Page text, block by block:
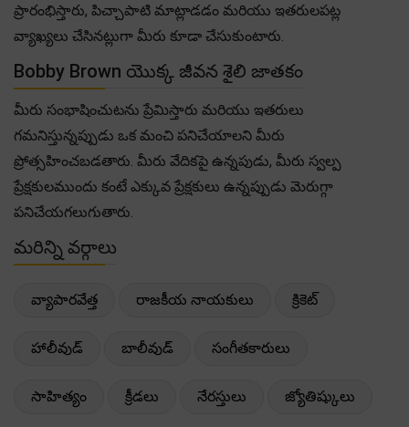
ప్రారంభిస్తారు, పిచ్చాపాటి మాట్లాడడం మరియు ఇతరులపట్ల
వ్యాఖ్యలు చేసినట్లుగా మీరు కూడా చేసుకుంటారు.
Bobby Brown యొక్క జీవన శైలి జాతకం
మీరు సంభాషించుటను ప్రేమిస్తారు మరియు ఇతరులు
గమనిస్తున్నప్పుడు ఒక మంచి పనిచేయాలని మీరు
ప్రోత్సహించబడతారు. మీరు వేదికపై ఉన్నపుడు, మీరు స్వల్ప
ప్రేక్షకులముందు కంటే ఎక్కువ ప్రేక్షకులు ఉన్నప్పుడు మెరుగ్గా
పనిచేయగలుగుతారు.
మరిన్ని వర్గాలు
వ్యాపారవేత్త రాజకీయ నాయకులు క్రికెట్
హాలీవుడ్ బాలీవుడ్ సంగీతకారులు
సాహిత్యం క్రీడలు నేరస్తులు జ్యోతిష్కులు